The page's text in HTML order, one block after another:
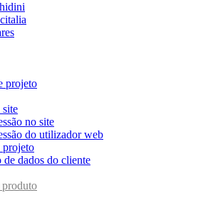
projeto
site
no site
do utilizador web
projeto
dados do cliente
produto